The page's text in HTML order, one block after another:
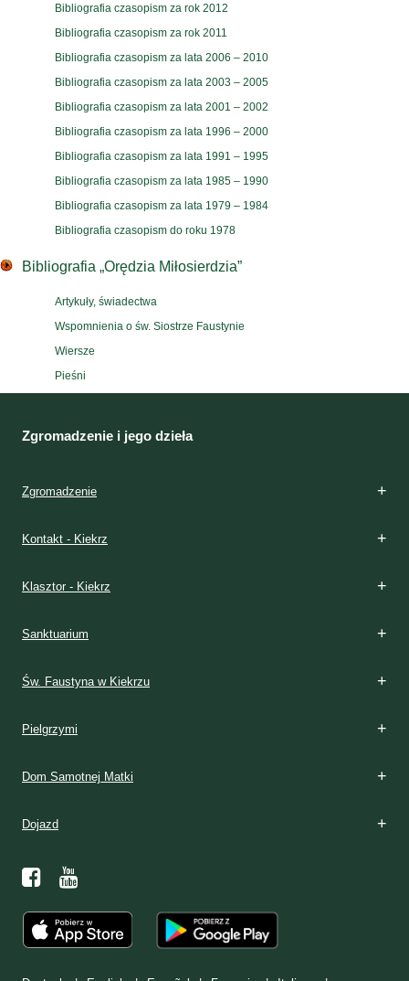
Bibliografia czasopism za rok 2012
Bibliografia czasopism za rok 2011
Bibliografia czasopism za lata 2006 – 2010
Bibliografia czasopism za lata 2003 – 2005
Bibliografia czasopism za lata 2001 – 2002
Bibliografia czasopism za lata 1996 – 2000
Bibliografia czasopism za lata 1991 – 1995
Bibliografia czasopism za lata 1985 – 1990
Bibliografia czasopism za lata 1979 – 1984
Bibliografia czasopism do roku 1978
Bibliografia „Orędzia Miłosierdzia”
Artykuły, świadectwa
Wspomnienia o św. Siostrze Faustynie
Wiersze
Pieśni
Zgromadzenie i jego dzieła
Zgromadzenie
Kontakt - Kiekrz
Klasztor - Kiekrz
Sanktuarium
Św. Faustyna w Kiekrzu
Pielgrzymi
Dom Samotnej Matki
Dojazd